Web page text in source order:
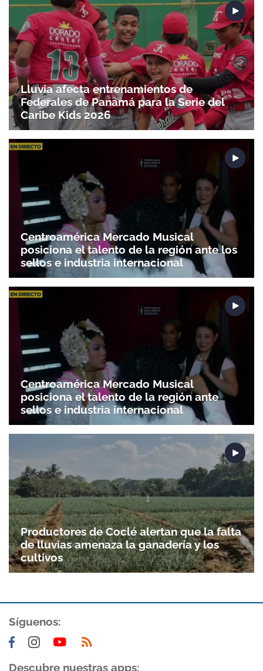
Lluvia afecta entrenamientos de
Federales de Panamá para la Serie del
Caribe Kids 2026
Centroamérica Mercado Musical
posiciona el talento de la región ante los
sellos e industria internacional
Centroamérica Mercado Musical
posiciona el talento de la región ante
sellos e industria internacional
Productores de Coclé alertan que la falta
de lluvias amenaza la ganadería y los
cultivos
Síguenos:
Descubre nuestras apps: